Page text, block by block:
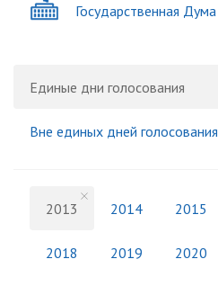
Государственная
Единые дни голосования
Вне единых дней голосования
2013 2014 2015
2018 2019 2020